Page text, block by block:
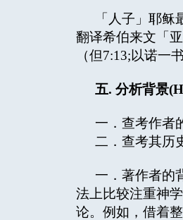
「人子」耶
翻译希伯来文「
（但7:13;以诺一
五. 分析背景
一．查考作者
二．查考其历
一．著作者的
法上比较注重神
论。例如，借着